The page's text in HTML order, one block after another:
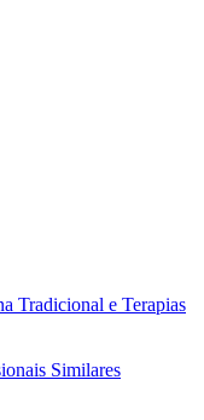
Tradicional e Terapias
Similares